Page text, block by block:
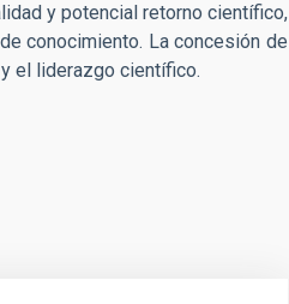
y potencial retorno científico,
conocimiento. La concesión de
el liderazgo científico.